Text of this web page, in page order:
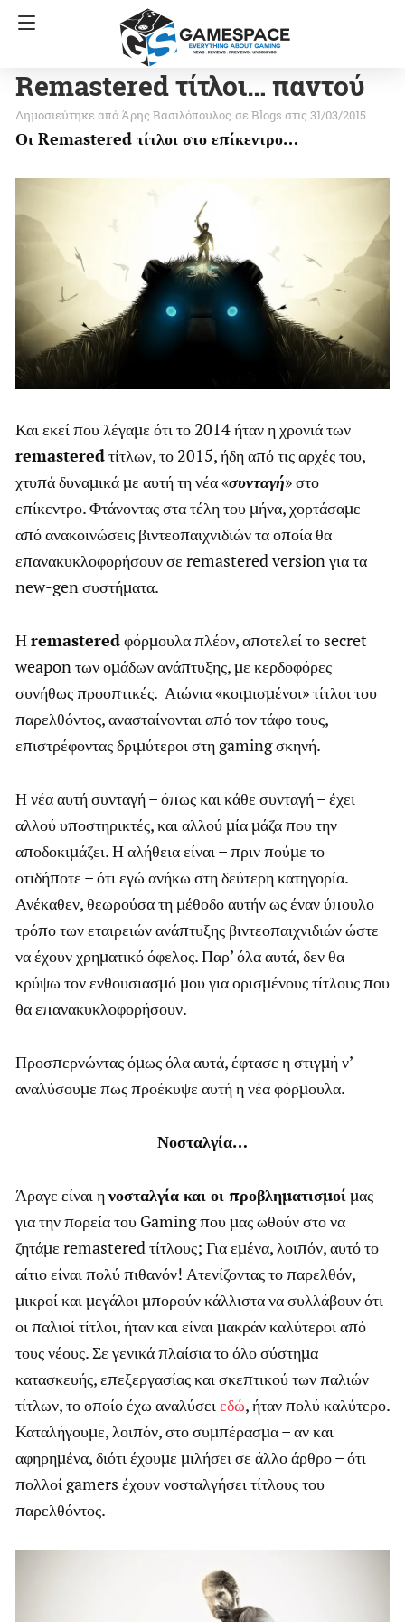
Remastered τίτλοι… παντού
Άρης Βασιλόπουλος σε Blogs στις 31/03/2015
Οι Remastered τίτλοι στο επίκεντρο…
Και εκεί που λέγαμε ότι το 2014 ήταν η χρονιά των
remasteredτίτλων, το 2015, ήδη από τις αρχές του,
χτυπά δυναμικά με αυτή τη νέα «συνταγή» στο
επίκεντρο. Φτάνοντας στα τέλη του μήνα, χορτάσαμε
από ανακοινώσεις βιντεοπαιχνιδιών τα οποία θα
επανακυκλοφορήσουν σε remastered version για τα
new-gen συστήματα.
Ηremasteredφόρμουλα πλέον, αποτελεί το secret
weapon των ομάδων ανάπτυξης, με κερδοφόρες
συνήθως προοπτικές. Αιώνια «κοιμισμένοι» τίτλοι του
παρελθόντος, ανασταίνονται από τον τάφο τους,
επιστρέφοντας δριμύτεροι στη gaming σκηνή.
Η νέα αυτή συνταγή – όπως και κάθε συνταγή – έχει
αλλού υποστηρικτές, και αλλού μία μάζα που την
αποδοκιμάζει. Η αλήθεια είναι – πριν πούμε το
οτιδήποτε – ότι εγώ ανήκω στη δεύτερη κατηγορία.
Ανέκαθεν, θεωρούσα τη μέθοδο αυτήν ως έναν ύπουλο
τρόπο των εταιρειών ανάπτυξης βιντεοπαιχνιδιών ώστε
να έχουν χρηματικό όφελος. Παρ’ όλα αυτά, δεν θα
κρύψω τον ενθουσιασμό μου για ορισμένους τίτλους που
θα επανακυκλοφορήσουν.
Προσπερνώντας όμως όλα αυτά, έφτασε η στιγμή ν’
αναλύσουμε πως προέκυψε αυτή η νέα φόρμουλα.
Νοσταλγία…
Άραγε είναι ηνοσταλγία και οι προβληματισμοίμας
για την πορεία του Gaming που μας ωθούν στο να
ζητάμε remastered τίτλους; Για εμένα, λοιπόν, αυτό το
αίτιο είναι πολύ πιθανόν! Ατενίζοντας το παρελθόν,
μικροί και μεγάλοι μπορούν κάλλιστα να συλλάβουν ότι
οι παλιοί τίτλοι, ήταν και είναι μακράν καλύτεροι από
τους νέους. Σε γενικά πλαίσια το όλο σύστημα
κατασκευής, επεξεργασίας και σκεπτικού των παλιών
τίτλων, το οποίο έχω αναλύσειεδώ, ήταν πολύ καλύτερο.
Καταλήγουμε, λοιπόν, στο συμπέρασμα – αν και
αφηρημένα, διότι έχουμε μιλήσει σε άλλο άρθρο – ότι
πολλοί gamers έχουν νοσταλγήσει τίτλους του
παρελθόντος.